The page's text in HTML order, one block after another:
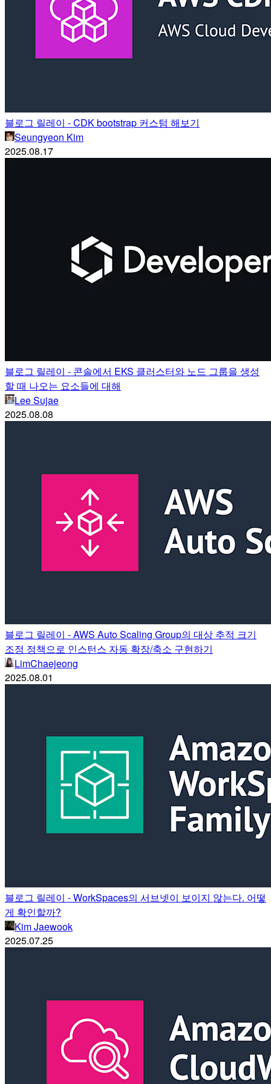
블로그 릴레이 - CDK bootstrap 커스텀 해보기
Seungyeon Kim
2025.08.17
블로그 릴레이 - 콘솔에서 EKS 클러스터와 노드 그룹을 생성
할 때 나오는 요소들에 대해
Lee Sujae
2025.08.08
블로그 릴레이 - AWS Auto Scaling Group의 대상 추적 크기
조정 정책으로 인스턴스 자동 확장/축소 구현하기
LimChaejeong
2025.08.01
블로그 릴레이 - WorkSpaces의 서브넷이 보이지 않는다. 어떻
게 확인할까?
Kim Jaewook
2025.07.25